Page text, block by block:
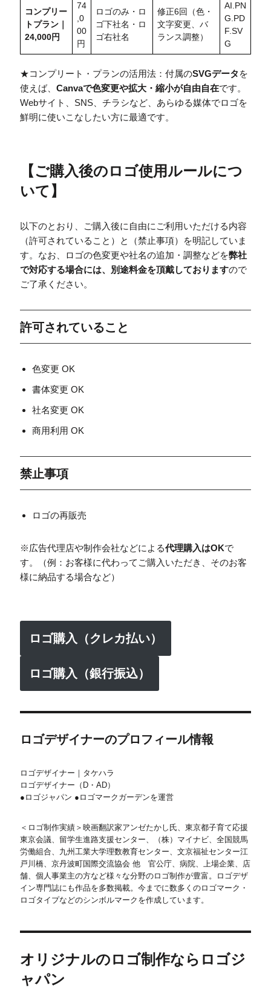
コンプリー
トプラン｜
24,000円
74
,0
00
円
ロゴのみ・ロ
ゴ下社名・ロ
ゴ右社名
修正6回（色・
文字変更、バ
ランス調整）
AI.PN
G.PD
F.SV
G
★コンプリート・プランの活用法：付属のSVGデータ を
使えば、 Canvaで色変更や拡大・縮小が自由自在です。
Webサイト、SNS、チラシなど、あらゆる媒体でロゴを
鮮明に使いこなしたい方に最適です。
【ご購入後のロゴ使用ルールにつ
いて 】
以下のとおり、ご購入後に自由にご利用いただける内容
（許可されていること）と（禁止事項）を明記していま
す。なお、ロゴの色変更や社名の追加・調整などを弊社
で対応する場合には、別途料金を頂戴しておりますので
ご了承ください。
許可されていること
色変更 OK
書体変更 OK
社名変更 OK
商用利用 OK
禁止事項
ロゴの再販売
※広告代理店や制作会社などによる代理購入はOKで
す。（例：お客様に代わってご購入いただき、そのお客
様に納品する場合など）
ロゴ購入（クレカ払い）
ロゴ購入（銀行振込）
ロゴデザイナーのプロフィール情報
ロゴデザイナー｜タケハラ
ロゴデザイナー（D・AD）
●ロゴジャパン ●ロゴマークガーデンを運営
＜ロゴ制作実績＞映画翻訳家アンゼたかし氏、東京都子育て応援
東京会議、留学生進路支援センター、（株）マイナビ、全国競馬
労働組合、九州工業大学理数教育センター、文京福祉センター江
戸川橋、京丹波町国際交流協会 他 官公庁、病院、上場企業、店
舗、個人事業主の方など様々な分野のロゴ制作が豊富。ロゴデザ
イン専門誌にも作品を多数掲載。今までに数多くのロゴマーク・
ロゴタイプなどのシンボルマークを作成しています。
オリジナルのロゴ制作ならロゴジ
ャパン